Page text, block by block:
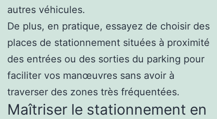
autres véhicules.
De plus, en pratique, essayez de choisir des
places de stationnement situées à proximité
des entrées ou des sorties du parking pour
faciliter vos manœuvres sans avoir à
traverser des zones très fréquentées.
Maîtriser le stationnement en